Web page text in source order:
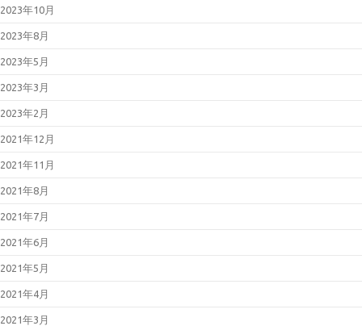
2023年10月
2023年8月
2023年5月
2023年3月
2023年2月
2021年12月
2021年11月
2021年8月
2021年7月
2021年6月
2021年5月
2021年4月
2021年3月